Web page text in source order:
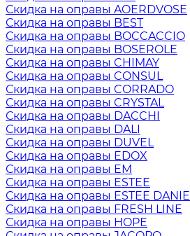
Скидка на оправы AOERDVOSE
Скидка на оправы BEST
Скидка на оправы BOCCACCIO
Скидка на оправы BOSEROLE
Скидка на оправы CHIMAY
Скидка на оправы CONSUL
Скидка на оправы CORRADO
Скидка на оправы CRYSTAL
Скидка на оправы DACCHI
Скидка на оправы DALI
Скидка на оправы DUVEL
Скидка на оправы EDOX
Скидка на оправы EM
Скидка на оправы ESTEE
Скидка на оправы ESTEE DANIE
Скидка на оправы FRESH LINE
Скидка на оправы HOPE